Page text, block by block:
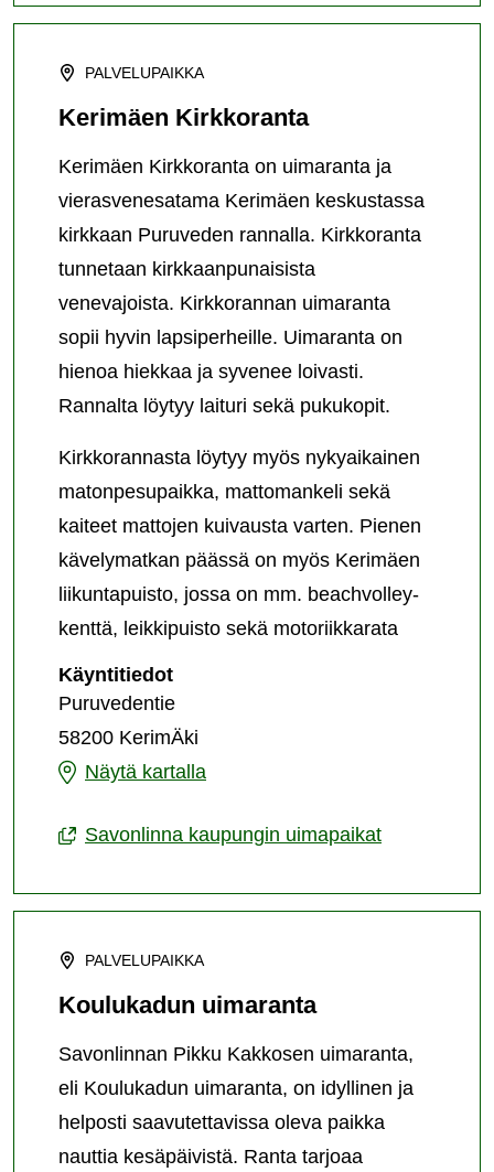
PALVELUPAIKKA
Kerimäen Kirkkoranta
Kerimäen Kirkkoranta on uimaranta ja
vierasvenesatama Kerimäen keskustassa
kirkkaan Puruveden rannalla. Kirkkoranta
tunnetaan kirkkaanpunaisista
venevajoista. Kirkkorannan uimaranta
sopii hyvin lapsiperheille. Uimaranta on
hienoa hiekkaa ja syvenee loivasti.
Rannalta löytyy laituri sekä pukukopit.
Kirkkorannasta löytyy myös nykyaikainen
matonpesupaikka, mattomankeli sekä
kaiteet mattojen kuivausta varten. Pienen
kävelymatkan päässä on myös Kerimäen
liikuntapuisto, jossa on mm. beachvolley-
kenttä, leikkipuisto sekä motoriikkarata
KäyntitiedotKerimäen
Kirkkoranta
Puruvedentie
58200 KerimÄki
Näytä kartalla
Kerimäen
Savonlinna kaupungin uimapaikat
PALVELUPAIKKA
Koulukadun uimaranta
Savonlinnan Pikku Kakkosen uimaranta,
eli Koulukadun uimaranta, on idyllinen ja
helposti saavutettavissa oleva paikka
nauttia kesäpäivistä. Ranta tarjoaa